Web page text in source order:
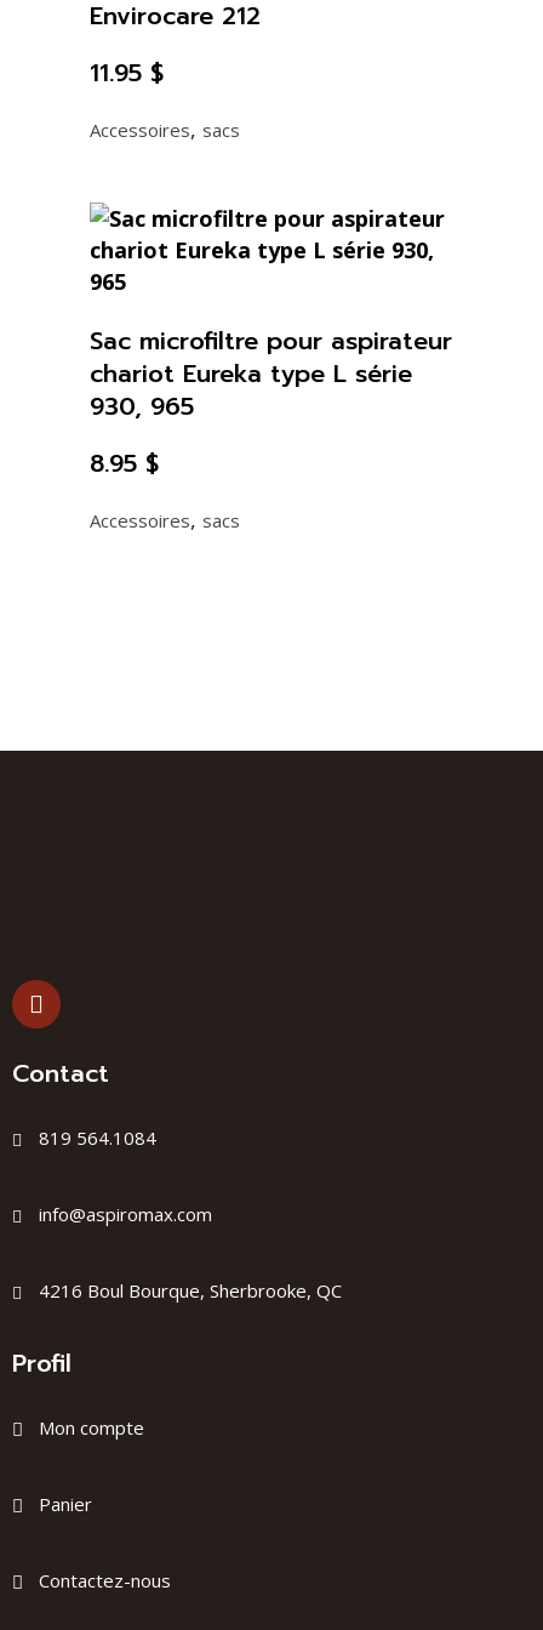
Accessoires, sacs
Envirocare 212
11.95 $
Accessoires, sacs
Sac microfiltre pour aspirateur
chariot Eureka type L série
930, 965
8.95 $
Contact
819 564.1084
info@aspiromax.com
4216 Boul Bourque, Sherbrooke, QC
Profil
Mon compte
Panier
Contactez-nous